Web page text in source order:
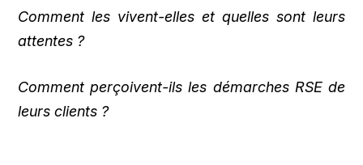
Comment les vivent-elles et quelles sont leurs
attentes ?
Comment perçoivent-ils les démarches RSE de
leurs clients ?